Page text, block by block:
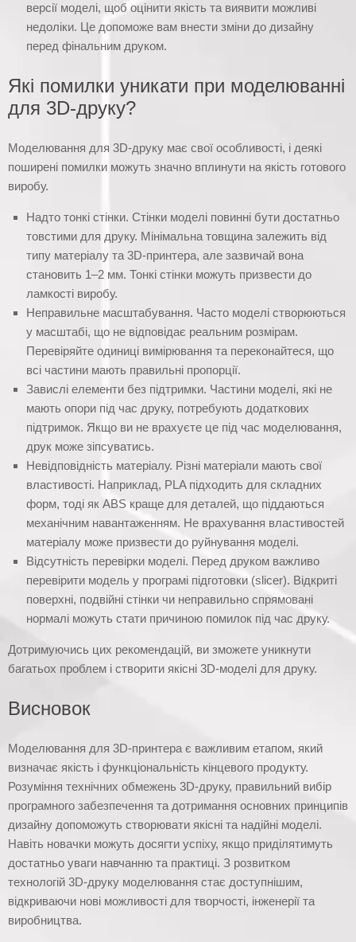
версії моделі, щоб оцінити якість та виявити можливі
недоліки. Це допоможе вам внести зміни до дизайну
перед фінальним друком.
Які помилки уникати при моделюванні
для 3D-друку?
Моделювання для 3D-друку має свої особливості, і деякі
поширені помилки можуть значно вплинути на якість готового
виробу.
Надто тонкі стінки. Стінки моделі повинні бути достатньо
товстими для друку. Мінімальна товщина залежить від
типу матеріалу та 3D-принтера, але зазвичай вона
становить 1–2 мм. Тонкі стінки можуть призвести до
ламкості виробу.
Неправильне масштабування. Часто моделі створюються
у масштабі, що не відповідає реальним розмірам.
Перевіряйте одиниці вимірювання та переконайтеся, що
всі частини мають правильні пропорції.
Завислі елементи без підтримки. Частини моделі, які не
мають опори під час друку, потребують додаткових
підтримок. Якщо ви не врахуєте це під час моделювання,
друк може зіпсуватись.
Невідповідність матеріалу. Різні матеріали мають свої
властивості. Наприклад, PLA підходить для складних
форм, тоді як ABS краще для деталей, що піддаються
механічним навантаженням. Не врахування властивостей
матеріалу може призвести до руйнування моделі.
Відсутність перевірки моделі. Перед друком важливо
перевірити модель у програмі підготовки (slicer). Відкриті
поверхні, подвійні стінки чи неправильно спрямовані
нормалі можуть стати причиною помилок під час друку.
Дотримуючись цих рекомендацій, ви зможете уникнути
багатьох проблем і створити якісні 3D-моделі для друку.
Висновок
Моделювання для 3D-принтера є важливим етапом, який
визначає якість і функціональність кінцевого продукту.
Розуміння технічних обмежень 3D-друку, правильний вибір
програмного забезпечення та дотримання основних принципів
дизайну допоможуть створювати якісні та надійні моделі.
Навіть новачки можуть досягти успіху, якщо приділятимуть
достатньо уваги навчанню та практиці. З розвитком
технологій 3D-друку моделювання стає доступнішим,
відкриваючи нові можливості для творчості, інженерії та
виробництва.